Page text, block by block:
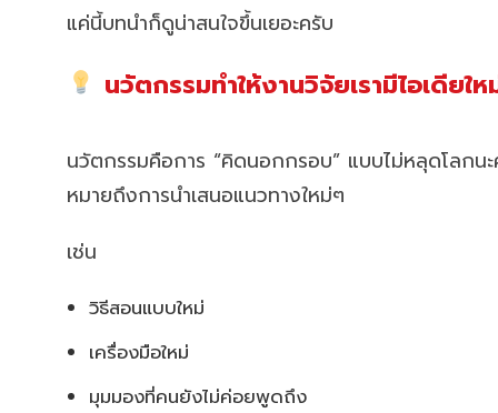
แค่นี้บทนำก็ดูน่าสนใจขึ้นเยอะครับ
นวัตกรรมทำให้งานวิจัยเรามีไอเดียใ
นวัตกรรมคือการ “คิดนอกกรอบ” แบบไม่หลุดโลกนะ
หมายถึงการนำเสนอแนวทางใหม่ๆ
เช่น
วิธีสอนแบบใหม่
เครื่องมือใหม่
มุมมองที่คนยังไม่ค่อยพูดถึง